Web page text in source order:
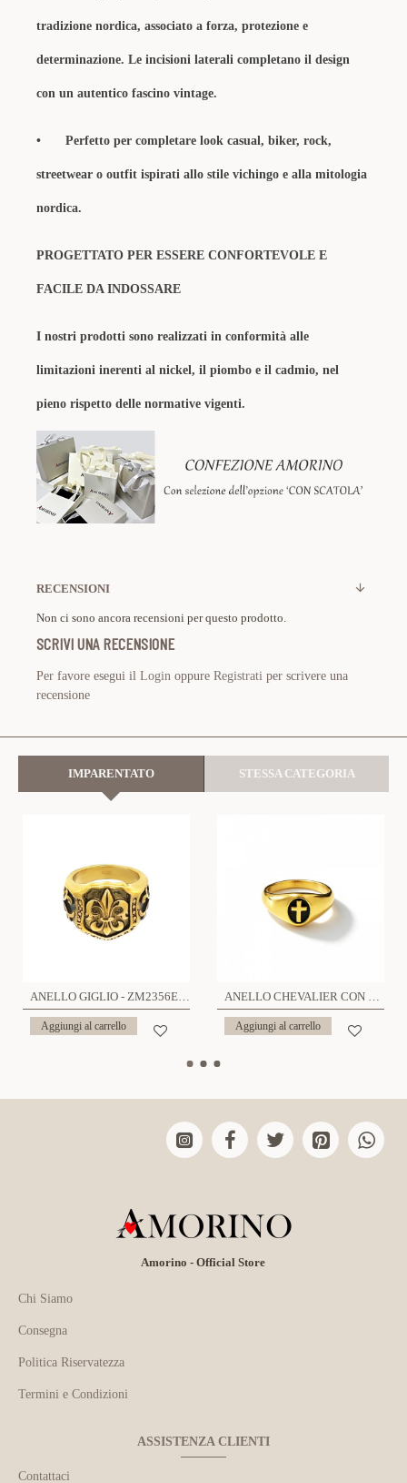
tradizione nordica, associato a forza, protezione e
determinazione. Le incisioni laterali completano il design
con un autentico fascino vintage.
• Perfetto per completare look casual, biker, rock,
streetwear o outfit ispirati allo stile vichingo e alla mitologia
nordica.
PROGETTATO PER ESSERE CONFORTEVOLE E
FACILE DA INDOSSARE
I nostri prodotti sono realizzati in conformità alle
limitazioni inerenti al nickel, il piombo e il cadmio, nel
pieno rispetto delle normative vigenti.
RECENSIONI
Non ci sono ancora recensioni per questo prodotto.
SCRIVI UNA RECENSIONE
Per favore esegui il Login oppure Registrati per scrivere una
recensione
IMPARENTATO STESSA CATEGORIA
ANELLO GIGLIO - ZM2356E577
Aggiungi al carrello
ANELLO CHEVALIER CON CROCE - MY2656C872
Aggiungi al carrello
Amorino - Official Store
Chi Siamo
Consegna
Politica Riservatezza
Termini e Condizioni
ASSISTENZA CLIENTI
Contattaci